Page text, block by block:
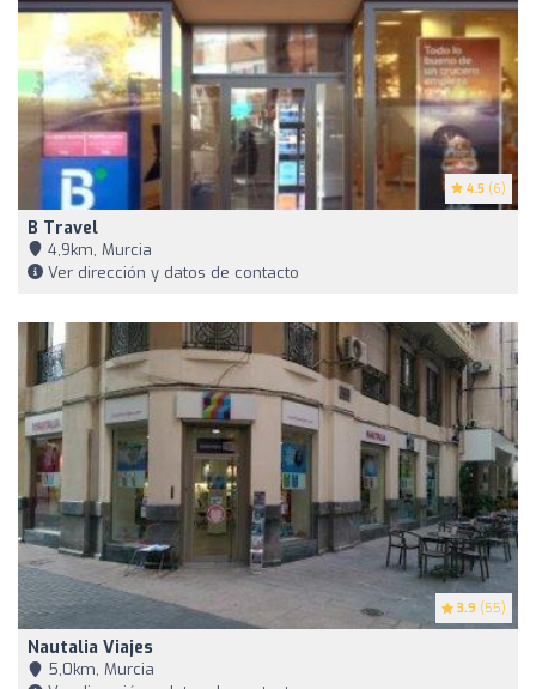
4.5 (6)
B Travel
4,9km, Murcia
Ver dirección y datos de contacto
3.9 (55)
Nautalia Viajes
5,0km, Murcia